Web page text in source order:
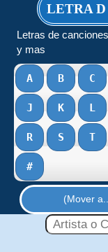
LETRA
Letras de
y mas
A B C
J K L
R S T
#